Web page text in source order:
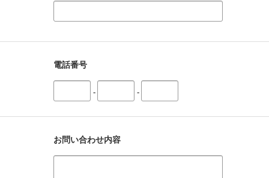
電話番号
- -
お問い合わせ内容